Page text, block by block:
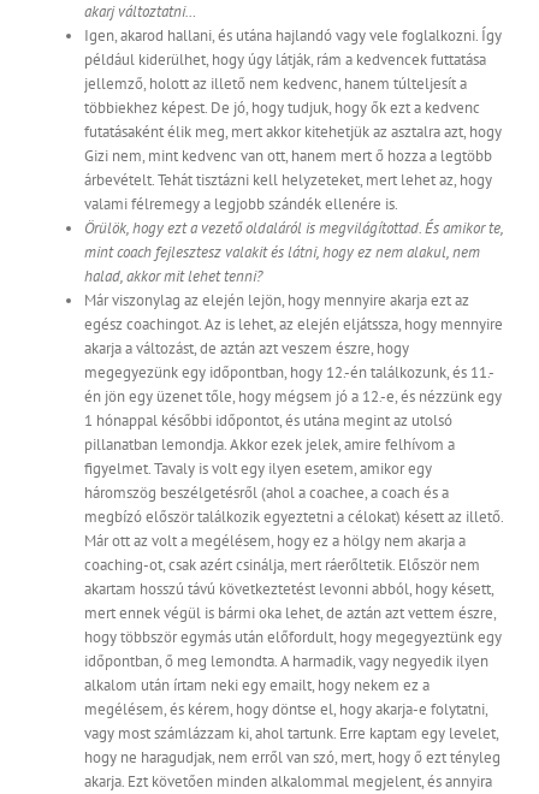
akarj változtatni…
Igen, akarod hallani, és utána hajlandó vagy vele foglalkozni. Így
például kiderülhet, hogy úgy látják, rám a kedvencek futtatása
jellemző, holott az illető nem kedvenc, hanem túlteljesít a
többiekhez képest. De jó, hogy tudjuk, hogy ők ezt a kedvenc
futatásaként élik meg, mert akkor kitehetjük az asztalra azt, hogy
Gizi nem, mint kedvenc van ott, hanem mert ő hozza a legtöbb
árbevételt. Tehát tisztázni kell helyzeteket, mert lehet az, hogy
valami félremegy a legjobb szándék ellenére is.
Örülök, hogy ezt a vezető oldaláról is megvilágítottad. És amikor te,
mint coach fejlesztesz valakit és látni, hogy ez nem alakul, nem
halad, akkor mit lehet tenni?
Már viszonylag az elején lejön, hogy mennyire akarja ezt az
egész coachingot. Az is lehet, az elején eljátssza, hogy mennyire
akarja a változást, de aztán azt veszem észre, hogy
megegyezünk egy időpontban, hogy 12.-én találkozunk, és 11.-
én jön egy üzenet tőle, hogy mégsem jó a 12.-e, és nézzünk egy
1 hónappal későbbi időpontot, és utána megint az utolsó
pillanatban lemondja. Akkor ezek jelek, amire felhívom a
figyelmet. Tavaly is volt egy ilyen esetem, amikor egy
háromszög beszélgetésről (ahol a coachee, a coach és a
megbízó először találkozik egyeztetni a célokat) késett az illető.
Már ott az volt a megélésem, hogy ez a hölgy nem akarja a
coaching-ot, csak azért csinálja, mert ráerőltetik. Először nem
akartam hosszú távú következtetést levonni abból, hogy késett,
mert ennek végül is bármi oka lehet, de aztán azt vettem észre,
hogy többször egymás után előfordult, hogy megegyeztünk egy
időpontban, ő meg lemondta. A harmadik, vagy negyedik ilyen
alkalom után írtam neki egy emailt, hogy nekem ez a
megélésem, és kérem, hogy döntse el, hogy akarja-e folytatni,
vagy most számlázzam ki, ahol tartunk. Erre kaptam egy levelet,
hogy ne haragudjak, nem erről van szó, mert, hogy ő ezt tényleg
akarja. Ezt követően minden alkalommal megjelent, és annyira